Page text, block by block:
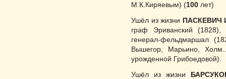
М.К.Киряевым) (100 лет)
Ушёл из жизни ПАСКЕВИЧ
граф Эриванский (1828),
генерал-фельдмаршал
Вышегор, Марьино,
урожденной Грибоедовой).
Ушёл из жизни